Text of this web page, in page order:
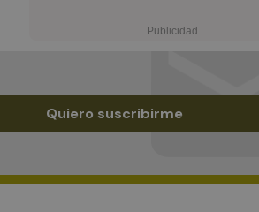
Quiero suscribirme